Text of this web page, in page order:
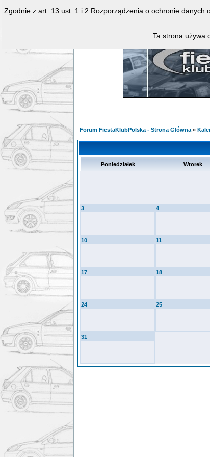
Forum FiestaKlubPolska - Strona Główna »
Poniedziałek Wtorek
3 4
10 11
17 18
24 25
31
Zgodnie z art. 13 ust. 1 i 2 Rozporządzenia o ochronie danych
Ta strona używa